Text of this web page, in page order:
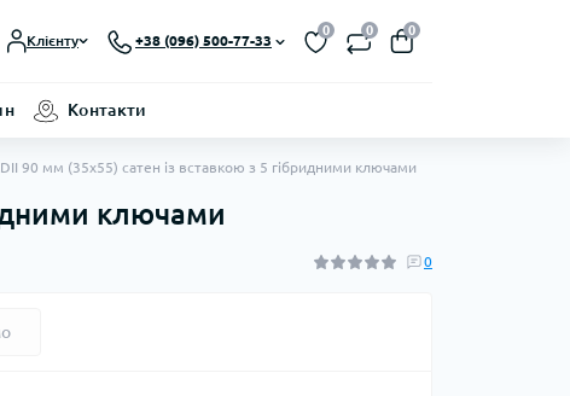
Клієнту +38 (096) 500-77-33
0 0 0
Контакти
90 мм (35x55) сатен із вставкою з 5 гібридними ключами
ключами
0